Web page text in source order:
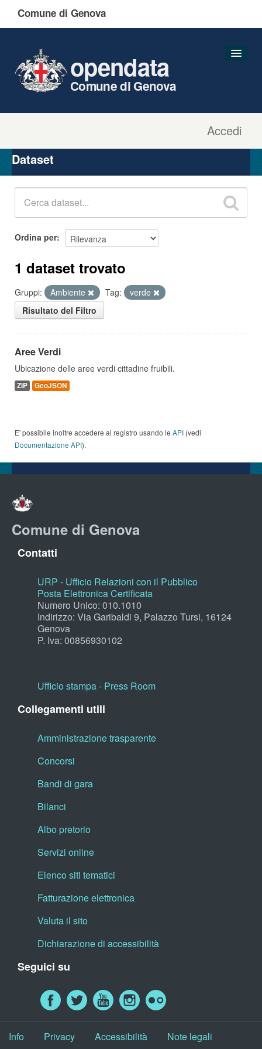
Comune di Genova
Accedi
opendata
Comune di Genova
Organizzazioni
Gruppi
Dataset
Ordina per
1 dataset trovato
Gruppi: Ambiente Tag:
verde
Risultato del Filtro
Aree Verdi
Ubicazione delle aree verdi cittadine fruibili.
ZIP GeoJSON
E' possibile inoltre accedere al registro usando le API (vedi
Documentazione API).
Comune di Genova
Contatti
URP - Ufficio Relazioni con il Pubblico
Posta Elettronica Certificata
Numero Unico: 010.1010
Indirizzo: Via Garibaldi 9, Palazzo Tursi, 16124
Genova
P. Iva: 00856930102
Ufficio stampa - Press Room
Collegamenti utili
Amministrazione trasparente
Concorsi
Bandi di gara
Bilanci
Albo pretorio
Servizi online
Elenco siti tematici
Fatturazione elettronica
Valuta il sito
Dichiarazione di accessibilità
Seguici su
Info Privacy Accessibilità Note legali